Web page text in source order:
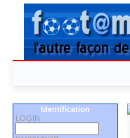
Identification
LOGIN